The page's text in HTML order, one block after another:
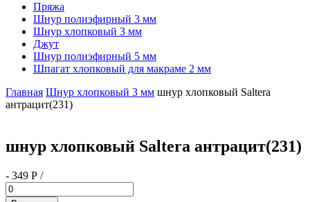
Пряжа
Шнур полиэфирный 3 мм
Шнур хлопковый 3 мм
Джут
Шнур полиэфирный 5 мм
Шпагат хлопковый для макраме 2 мм
Главная Шнур хлопковый 3 мм шнур хлопковый Saltera
антрацит(231)
шнур хлопковый Saltera антрацит(231)
- 349 Р /